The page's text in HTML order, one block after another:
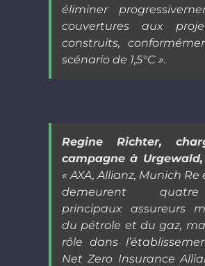
éliminer
couvertures aux
construits,
scénario de 1,5°C ».
Regine Richter,
campagne à
« AXA, Allianz, Munich Re
demeurent
principaux assureurs
du pétrole et du gaz,
rôle dans
Net Zero Insurance